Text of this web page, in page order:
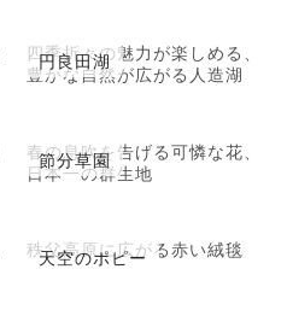
円良田湖
四季折々の魅力が楽しめる、
豊かな自然が広がる人造湖
節分草園
春の息吹を告げる可憐な花、
日本一の群生地
天空のポピー
秩父高原に広がる赤い絨毯